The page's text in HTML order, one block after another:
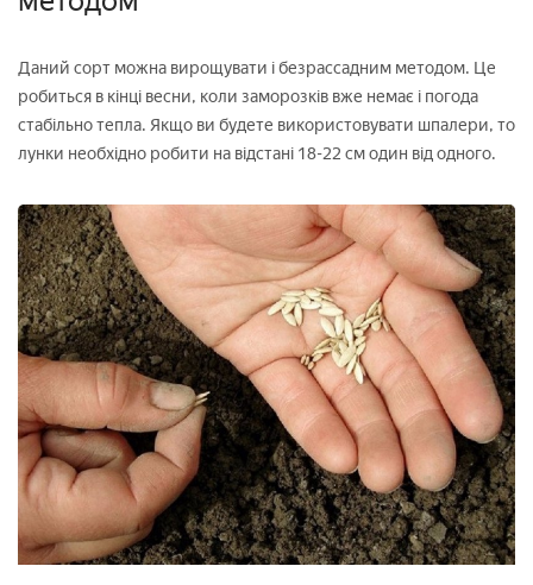
Даний сорт можна вирощувати і безрассадним методом. Це
робиться в кінці весни, коли заморозків вже немає і погода
стабільно тепла. Якщо ви будете використовувати шпалери, то
лунки необхідно робити на відстані 18-22 см один від одного.